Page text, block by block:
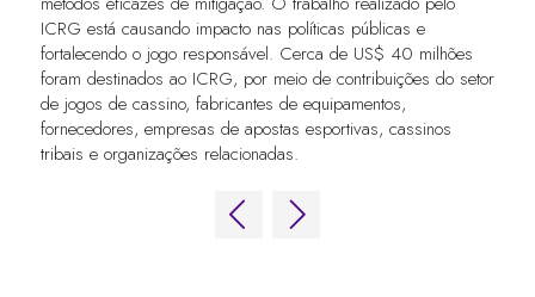
ICRG está causando impacto nas políticas públicas e
fortalecendo o jogo responsável. Cerca de US$ 40 milhões
foram destinados ao ICRG, por meio de contribuições do setor
de jogos de cassino, fabricantes de equipamentos,
fornecedores, empresas de apostas esportivas, cassinos
tribais e organizações relacionadas.